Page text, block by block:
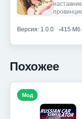
Версия: 1.0.0 415 Мб
Похожее
Мод